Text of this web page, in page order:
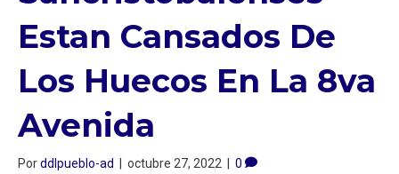
Estan Cansados De
Los Huecos En La 8va
Avenida
Porddlpueblo-ad octubre 27, 2022 0